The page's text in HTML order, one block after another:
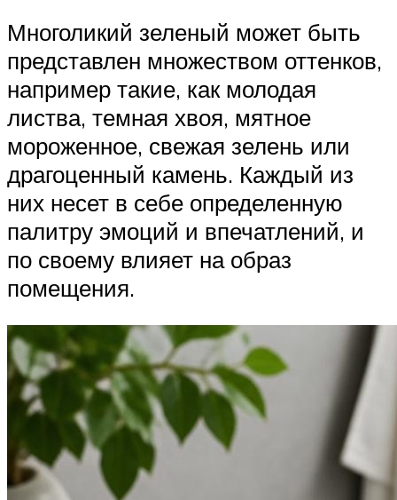
Многоликий зеленый может быть
представлен множеством оттенков,
например такие, как молодая
листва, темная хвоя, мятное
мороженное, свежая зелень или
драгоценный камень. Каждый из
них несет в себе определенную
палитру эмоций и впечатлений, и
по своему влияет на образ
помещения.